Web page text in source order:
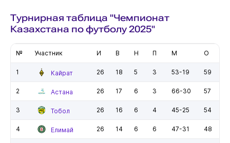
Турнирная таблица "Чемпионат
Казахстана по футболу 2025"
№ Участник И В Н П М О
1 Кайрат 26 18 5 3 53-19 59
2 Астана 26 17 6 3 66-30 57
3 Тобол 26 16 6 4 45-25 54
4 Елимай 26 14 6 6 47-31 48